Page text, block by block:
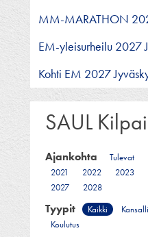
MM-MARATHON
EM-yleisurheilu 2027
Kohti EM 2027
SAUL
Ajankohta Tulevat
2021
2022 2023
2027
2028
Tyypit Kaikki
Koulutus